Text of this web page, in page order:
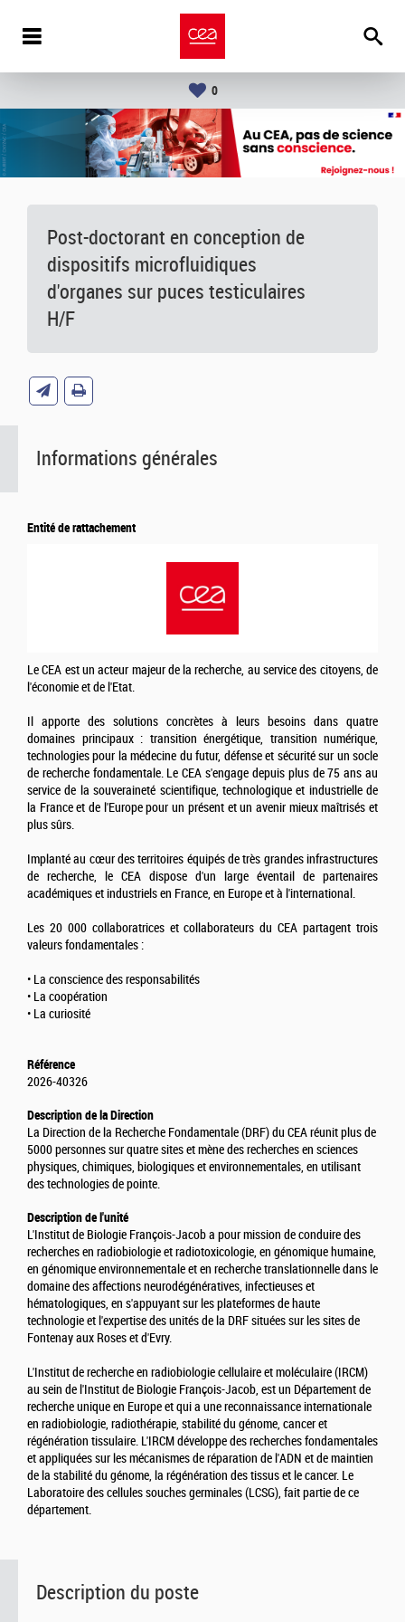
0
Post-doctorant en conception de
dispositifs microfluidiques
d'organes sur puces testiculaires
H/F
Description du poste
Informations générales
Entité de rattachement
Le CEA est un acteur majeur de la recherche, au service des citoyens, de
l'économie et de l'Etat.
Il apporte des solutions concrètes à leurs besoins dans quatre
domaines principaux : transition énergétique, transition numérique,
technologies pour la médecine du futur, défense et sécurité sur un socle
de recherche fondamentale. Le CEA s'engage depuis plus de 75 ans au
service de la souveraineté scientifique, technologique et industrielle de
la France et de l'Europe pour un présent et un avenir mieux maîtrisés et
plus sûrs.
Implanté au cœur des territoires équipés de très grandes infrastructures
de recherche, le CEA dispose d'un large éventail de partenaires
académiques et industriels en France, en Europe et à l'international.
Les 20 000 collaboratrices et collaborateurs du CEA partagent trois
valeurs fondamentales :
• La conscience des responsabilités
• La coopération
• La curiosité
Référence
2026-40326
Description de la Direction
La Direction de la Recherche Fondamentale (DRF) du CEA réunit plus de
5000 personnes sur quatre sites et mène des recherches en sciences
physiques, chimiques, biologiques et environnementales, en utilisant
des technologies de pointe.
Description de l'unité
L'Institut de Biologie François-Jacob a pour mission de conduire des
recherches en radiobiologie et radiotoxicologie, en génomique humaine,
en génomique environnementale et en recherche translationnelle dans le
domaine des affections neurodégénératives, infectieuses et
hématologiques, en s'appuyant sur les plateformes de haute
technologie et l'expertise des unités de la DRF situées sur les sites de
Fontenay aux Roses et d'Evry.
L'Institut de recherche en radiobiologie cellulaire et moléculaire (IRCM)
au sein de l'Institut de Biologie François-Jacob, est un Département de
recherche unique en Europe et qui a une reconnaissance internationale
en radiobiologie, radiothérapie, stabilité du génome, cancer et
régénération tissulaire. L'IRCM développe des recherches fondamentales
et appliquées sur les mécanismes de réparation de l'ADN et de maintien
de la stabilité du génome, la régénération des tissus et le cancer. Le
Laboratoire des cellules souches germinales (LCSG), fait partie de ce
département.